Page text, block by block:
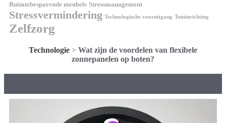
Ruimtebesparende meubels Stressmanagement
Stressvermindering Technologische vooruitgang Tuininrichting
Zelfzorg
Technologie > Wat zijn de voordelen van flexibele
zonnepanelen op boten?